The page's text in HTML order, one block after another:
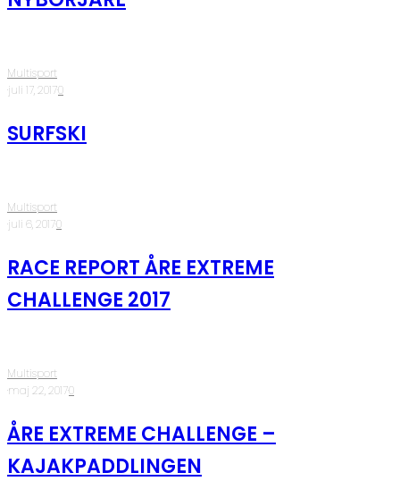
Multisport
·juli 17, 2017·0
SURFSKI
Multisport
·juli 6, 2017·0
RACE REPORT ÅRE EXTREME
CHALLENGE 2017
Multisport
·maj 22, 2017·0
ÅRE EXTREME CHALLENGE –
KAJAKPADDLINGEN